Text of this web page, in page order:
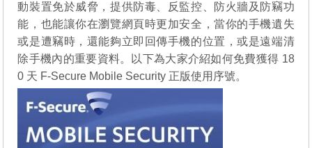
動裝置免於威脅，提供防毒、反監控、防火牆及防竊功
能，也能讓你在瀏覽網頁時更加安全，當你的手機遺失
或是遭竊時，還能夠立即回傳手機的位置，或是遠端清
除手機內的重要資料。以下為大家介紹如何免費獲得 18
0 天 F-Secure Mobile Security 正版使用序號。